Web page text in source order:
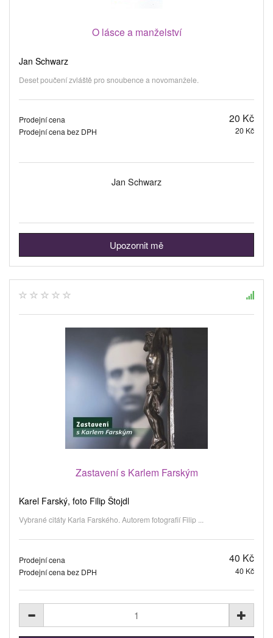
O lásce a manželství
Jan Schwarz
Deset poučení zvláště pro snoubence a novomanžele.
Prodejní cena 20 Kč
Prodejní cena bez DPH 20 Kč
Jan Schwarz
Upozornit mě
Zastavení s Karlem Farským
Karel Farský, foto Filip Štojdl
Vybrané citáty Karla Farského. Autorem fotografií Filip ...
Prodejní cena 40 Kč
Prodejní cena bez DPH 40 Kč